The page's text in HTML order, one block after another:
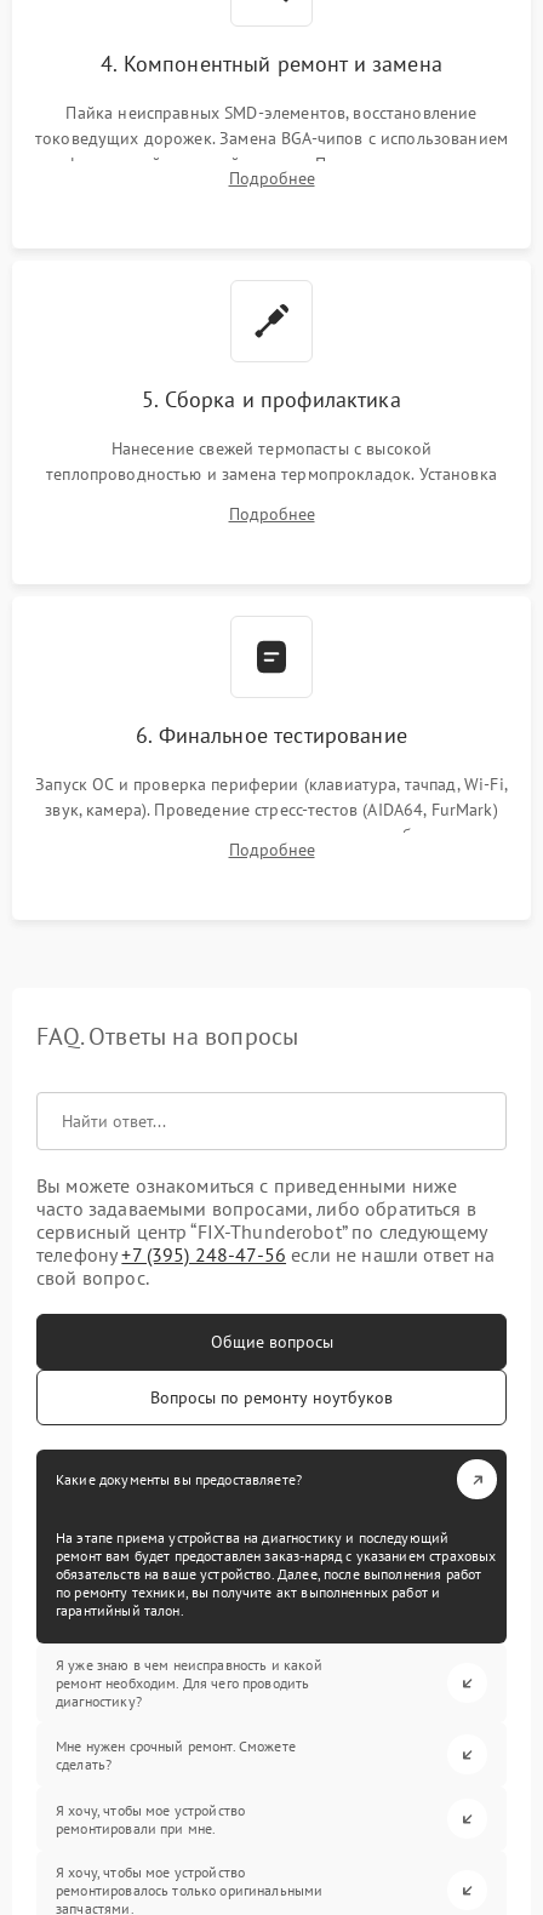
4. Компонентный ремонт и замена
Пайка неисправных SMD-элементов, восстановление
токоведущих дорожек. Замена BGA-чипов с использованием
инфракрасной паяльной станции. Прошивка микросхемы
BIOS или замена поврежденных портов USB
Подробнее
5. Сборка и профилактика
Нанесение свежей термопасты с высокой
теплопроводностью и замена термопрокладок. Установка
шлейфов, модулей памяти и накопителей. Предварительная
Подробнее
6. Финальное тестирование
Запуск ОС и проверка периферии (клавиатура, тачпад, Wi-Fi,
звук, камера). Проведение стресс-тестов (AIDA64, FurMark)
для контроля температурного режима и стабильности
системы под пиковой нагрузкой.
Подробнее
FAQ. Ответы на вопросы
Вы можете ознакомиться с приведенными ниже
часто задаваемыми вопросами, либо обратиться в
сервисный центр “FIX-Thunderobot” по следующему
телефону+7 (395) 248-47-56 если не нашли ответ на
свой вопрос.
Общие вопросы
Вопросы по ремонту ноутбуков
Какие документы вы предоставляете?
На этапе приема устройства на диагностику и последующий
ремонт вам будет предоставлен заказ-наряд с указанием страховых
обязательств на ваше устройство. Далее, после выполнения работ
по ремонту техники, вы получите акт выполненных работ и
гарантийный талон.
Я уже знаю в чем неисправность и какой
ремонт необходим. Для чего проводить
диагностику?
Мне нужен срочный ремонт. Сможете
сделать?
Я хочу, чтобы мое устройство
ремонтировали при мне.
Я хочу, чтобы мое устройство
ремонтировалось только оригинальными
запчастями.